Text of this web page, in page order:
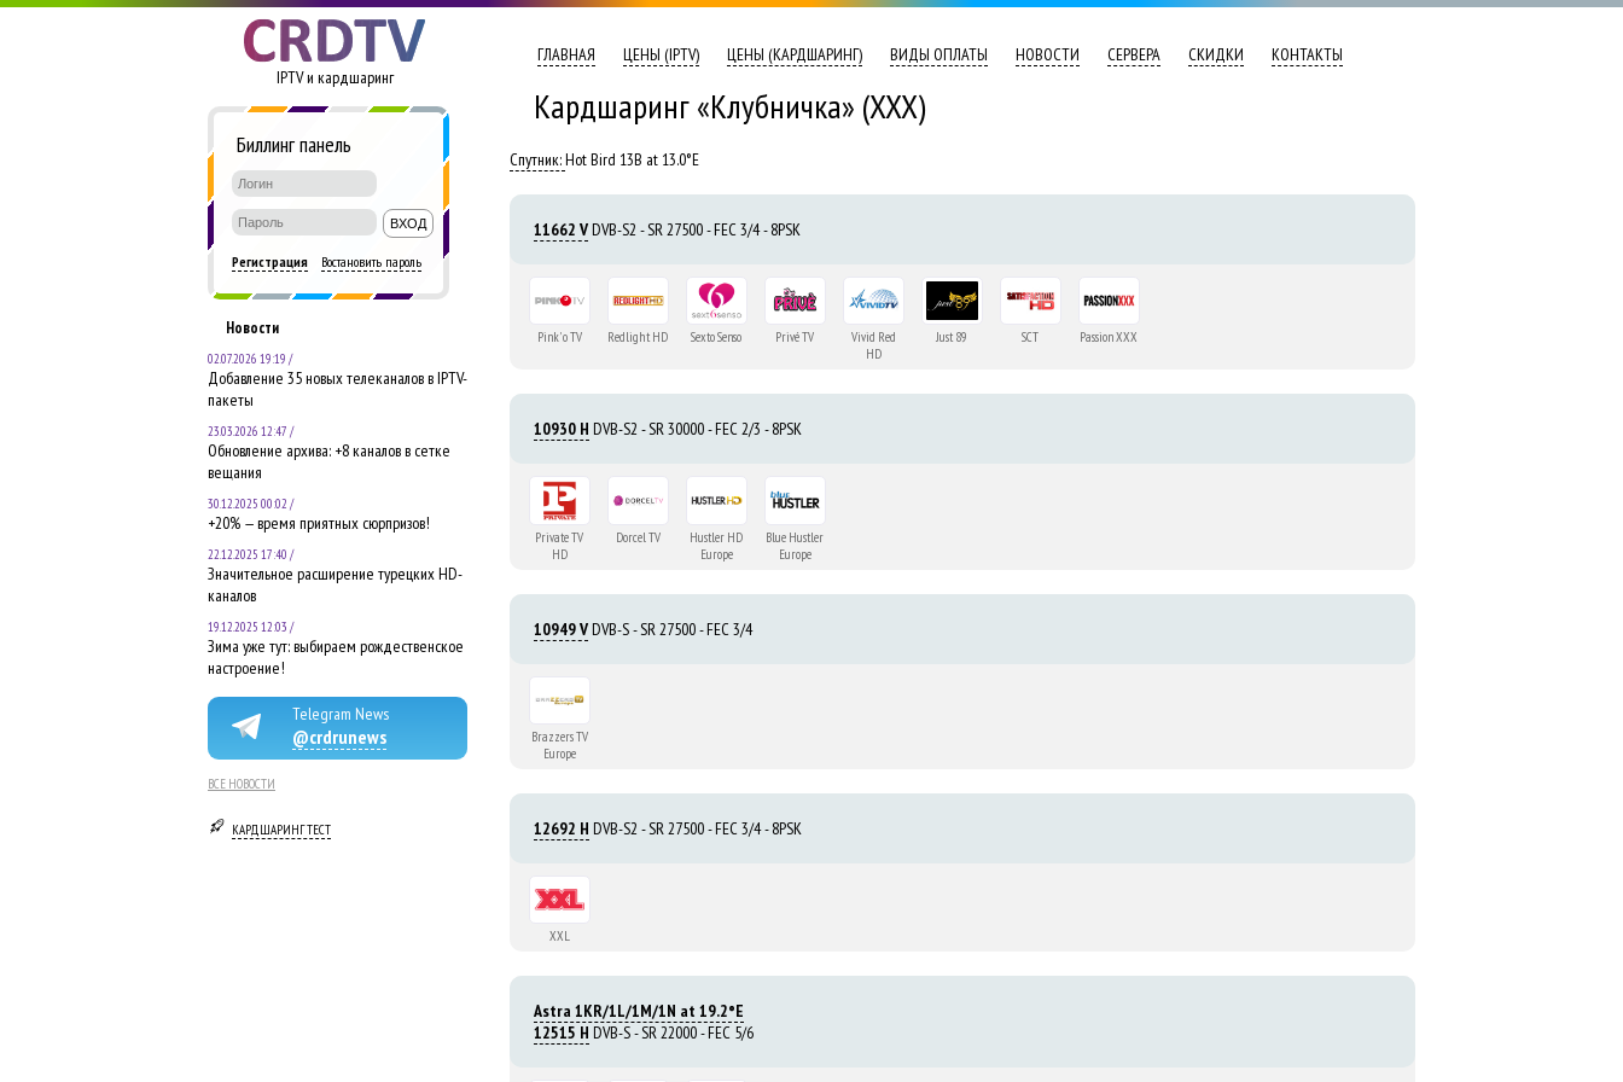
IPTV и кардшаринг
ГЛАВНАЯ ЦЕНЫ (IPTV) ЦЕНЫ (КАРДШАРИНГ) ВИДЫ ОПЛАТЫ НОВОСТИ СЕРВЕРА СКИДКИ КОНТАКТЫ
Кардшаринг «Клубничка» (XXX)
Hot Bird 13B at 13.0°E
11662 VDVB-S2 - SR 27500 - FEC 3/4 - 8PSK
Pink' o TV Redlight HD Sexto Senso Privé TV
Vivid Red
HD
Just 89 SCT Passion XXX
10930 H DVB-S2 - SR 30000 - FEC 2/3 - 8PSK
Private TV
HD
Dorcel TV
Hustler HD
Europe
Blue Hustler
Europe
10949 VDVB-S - SR 27500 - FEC 3/4
Brazzers TV
Europe
12692 H DVB-S2 - SR 27500 - FEC 3/4 - 8PSK
XXL
Astra 1KR/1L/1M/1N at 19.2°E
12515 H DVB-S - SR 22000 - FEC 5/6
Биллинг панель
Регистрация Востановить пароль
Новости
02.07.2026 19:19 /
Добавление 35 новых телеканалов в IPTV-
пакеты
23.03.2026 12:47 /
Обновление архива: +8 каналов в сетке
вещания
30.12.2025 00:02 /
+20% — время приятных сюрпризов!
22.12.2025 17:40 /
Значительное расширение турецких HD-
каналов
19.12.2025 12:03 /
Зима уже тут: выбираем рождественское
настроение!
Telegram News
@crdrunews
ВСЕ НОВОСТИ
КАРДШАРИНГ ТЕСТ